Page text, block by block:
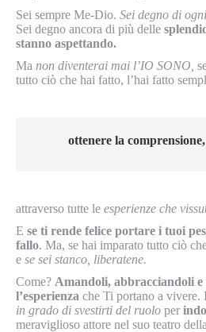
Sei sempre Me-Dio. Sei degno di
Sei degno ancora di più delle
stanno aspettando.
Ma non diventerai mai l’IO SONO,
tutto ciò che hai fatto, l’hai fatto
ottenere la
attraverso tutte le esperienze che
E se ti rende felice portare i tuoi
fallo. Ma, se hai imparato tutto ciò
e se sei stanco, liberatene.
Come? Amandoli, abbracciandoli
l’esperienza che Ti portano a vivere.
in grado di svestirti del ruolo per
meraviglioso attore nel suo teatro